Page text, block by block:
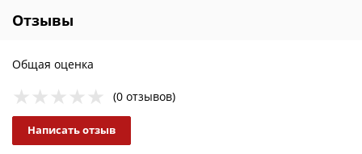
Отзывы
Общая оценка
(0 отзывов)
Написать отзыв